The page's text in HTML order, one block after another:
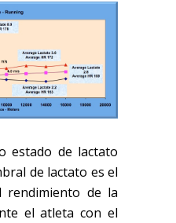
estado de lactato
de lactato es el
rendimiento de la
el atleta con el